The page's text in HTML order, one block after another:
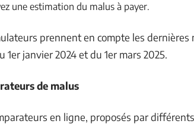
une estimation du malus à payer.
prennent en compte les
1er janvier 2024 et du 1er mars 2025.
de malus
en ligne, proposés par